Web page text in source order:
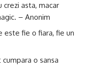
crezi asta, macar
– Anonim
este fie o fiara, fie un
o sansa